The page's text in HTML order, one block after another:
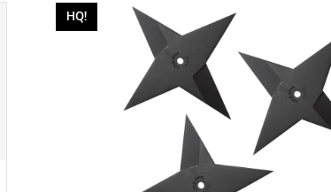
HQ!